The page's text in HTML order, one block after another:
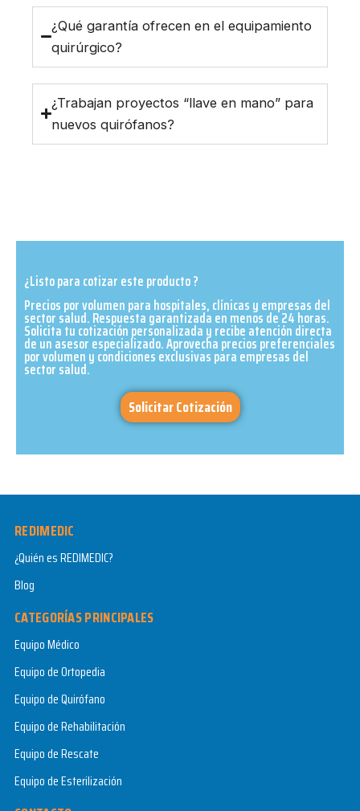
¿Qué garantía ofrecen en el equipamiento
quirúrgico?
¿Trabajan proyectos “llave en mano” para
nuevos quirófanos?
¿Listo para cotizar este producto ?
Precios por volumen para hospitales, clínicas y empresas del
sector salud. Respuesta garantizada en menos de 24 horas.
Solicita tu cotización personalizada y recibe atención directa
de un asesor especializado. Aprovecha precios preferenciales
por volumen y condiciones exclusivas para empresas del
sector salud.​
Solicitar Cotización
REDIMEDIC
¿Quién es REDIMEDIC?
Blog
CATEGORÍAS PRINCIPALES
Equipo Médico
Equipo de Ortopedia
Equipo de Quirófano
Equipo de Rehabilitación
Equipo de Rescate
Equipo de Esterilización